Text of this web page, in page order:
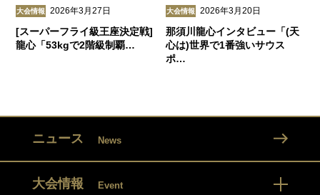
大会情報 2026年3月27日
[スーパーフライ級王座決定戦]
龍心「53kgで2階級制覇…
大会情報 2026年3月20日
那須川龍心インタビュー「(天
心は)世界で1番強いサウス
ポ…
ニュース News
大会情報 Event